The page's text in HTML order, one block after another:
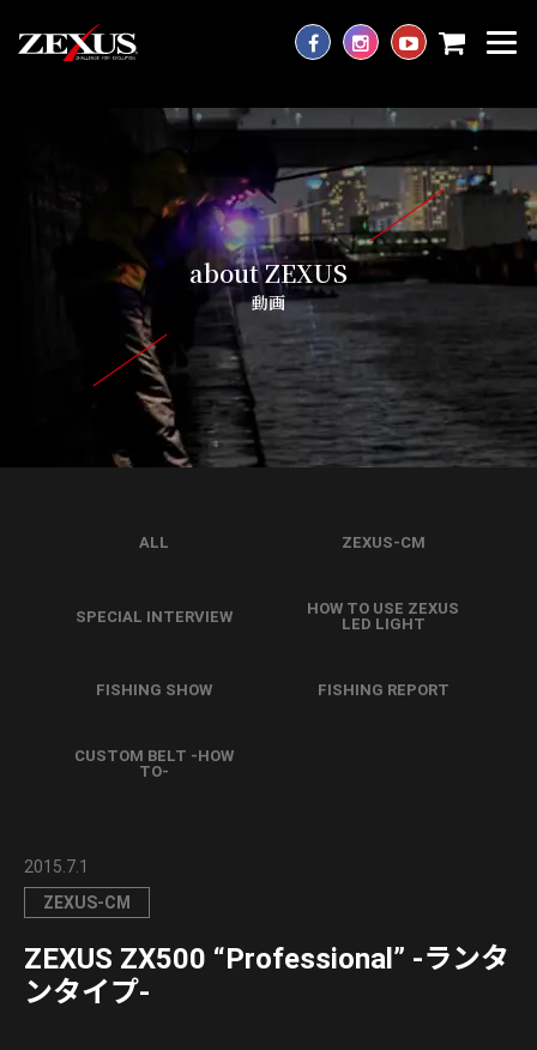
about ZEXUS
動画
ALL ZEXUS-CM
SPECIAL INTERVIEW
HOW TO USE ZEXUS
LED LIGHT
FISHING SHOW FISHING REPORT
CUSTOM BELT -HOW
TO-
2015.7.1
ZEXUS-CM
ZEXUS ZX500 “Professional” ‐ランタ
ンタイプ‐